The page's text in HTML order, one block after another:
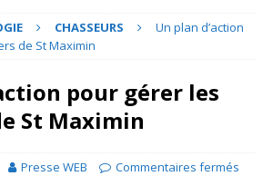
CHASSEURS
Un plan d’action
de St Maximin
pour gérer les
St Maximin
Presse WEB Commentaires fermés